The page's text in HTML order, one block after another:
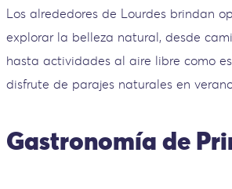
Los alrededores de Lourdes brindan
explorar la belleza natural, desde
hasta actividades al aire libre como
disfrute de parajes naturales en
Gastronomía de